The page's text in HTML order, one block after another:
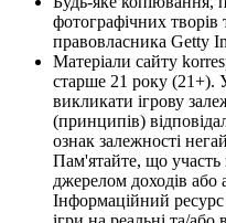
фотографічних творів
правовласника Getty
Матеріали сайту
старше 21 року (21+).
викликати ігрову
(принципів)
ознак залежності
Пам'ятайте, що участь
джерелом доходів або
Інформаційний